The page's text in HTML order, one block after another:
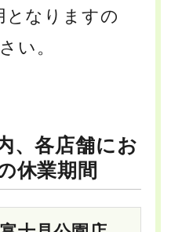
となりますの
い。
、各店舗にお
休業期間